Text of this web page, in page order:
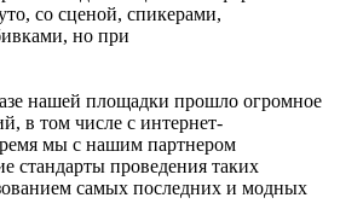
со сценой, спикерами,
но при
нашей площадки прошло огромное
в том числе с интернет-
мы с нашим партнером
стандарты проведения таких
самых последних и модных